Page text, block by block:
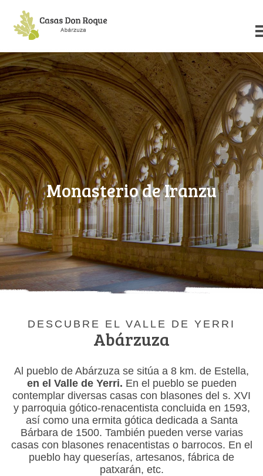
Monasterio de Iranzu
DESCUBRE EL VALLE DE YERRI
Abárzuza
Al pueblo de Abárzuza se sitúa a 8 km. de Estella,
en el Valle de Yerri. En el pueblo se pueden
contemplar diversas casas con blasones del s. XVI
y parroquia gótico-renacentista concluida en 1593,
así como una ermita gótica dedicada a Santa
Bárbara de 1500. También pueden verse varias
casas con blasones renacentistas o barrocos. En el
pueblo hay queserías, artesanos, fábrica de
patxarán, etc.